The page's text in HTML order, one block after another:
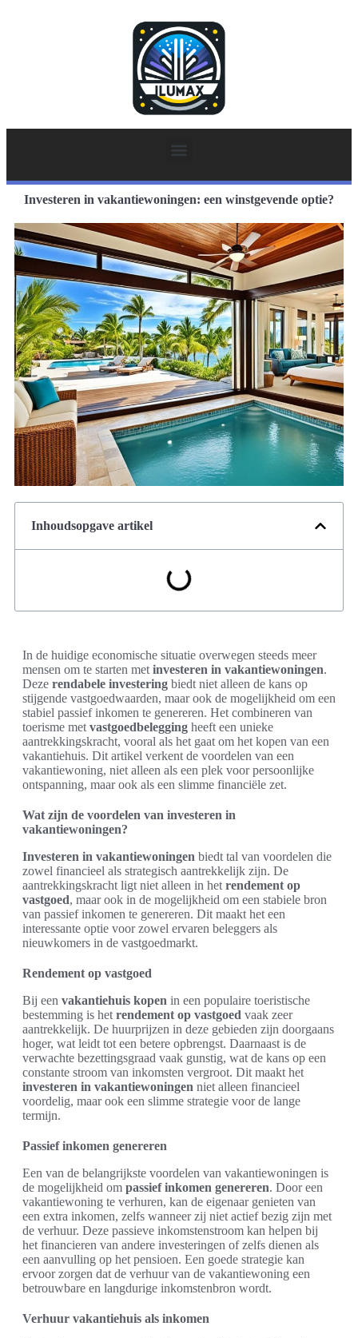
Investeren in vakantiewoningen: een winstgevende optie?
Inhoudsopgave artikel
In de huidige economische situatie overwegen steeds meer
mensen om te starten met investeren in vakantiewoningen.
Deze rendabele investering biedt niet alleen de kans op
stijgende vastgoedwaarden, maar ook de mogelijkheid om een
stabiel passief inkomen te genereren. Het combineren van
toerisme met vastgoedbelegging heeft een unieke
aantrekkingskracht, vooral als het gaat om het kopen van een
vakantiehuis. Dit artikel verkent de voordelen van een
vakantiewoning, niet alleen als een plek voor persoonlijke
ontspanning, maar ook als een slimme financiële zet.
Wat zijn de voordelen van investeren in
vakantiewoningen?
Investeren in vakantiewoningen biedt tal van voordelen die
zowel financieel als strategisch aantrekkelijk zijn. De
aantrekkingskracht ligt niet alleen in het rendement op
vastgoed, maar ook in de mogelijkheid om een stabiele bron
van passief inkomen te genereren. Dit maakt het een
interessante optie voor zowel ervaren beleggers als
nieuwkomers in de vastgoedmarkt.
Rendement op vastgoed
Bij een vakantiehuis kopen in een populaire toeristische
bestemming is het rendement op vastgoed vaak zeer
aantrekkelijk. De huurprijzen in deze gebieden zijn doorgaans
hoger, wat leidt tot een betere opbrengst. Daarnaast is de
verwachte bezettingsgraad vaak gunstig, wat de kans op een
constante stroom van inkomsten vergroot. Dit maakt het
investeren in vakantiewoningen niet alleen financieel
voordelig, maar ook een slimme strategie voor de lange
termijn.
Passief inkomen genereren
Een van de belangrijkste voordelen van vakantiewoningen is
de mogelijkheid om passief inkomen genereren. Door een
vakantiewoning te verhuren, kan de eigenaar genieten van
een extra inkomen, zelfs wanneer zij niet actief bezig zijn met
de verhuur. Deze passieve inkomstenstroom kan helpen bij
het financieren van andere investeringen of zelfs dienen als
een aanvulling op het pensioen. Een goede strategie kan
ervoor zorgen dat de verhuur van de vakantiewoning een
betrouwbare en langdurige inkomstenbron wordt.
Verhuur vakantiehuis als inkomen